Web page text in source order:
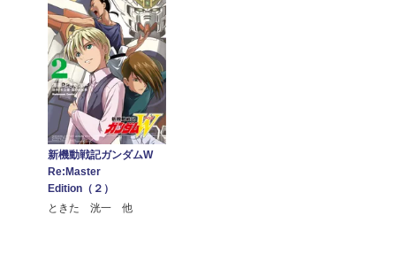
新機動戦記ガンダムW
Re:Master
Edition（２）
ときた 洸一 他